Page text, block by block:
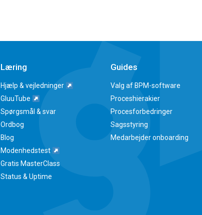
Læring
Hjælp & vejledninger
GluuTube
Spørgsmål & svar
Ordbog
Blog
Modenhedstest
Gratis MasterClass
Status & Uptime
Guides
Valg af BPM-software
Proceshierakier
Procesforbedringer
Sagsstyring
Medarbejder onboarding